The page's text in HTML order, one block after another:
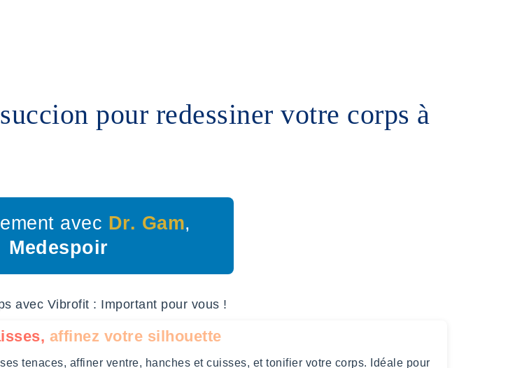
pour redessiner votre corps à
avec Dr. Gam,
Medespoir
avec Vibrofit : Important pour vous !
affinez votre silhouette
tenaces, affiner ventre, hanches et cuisses, et tonifier votre corps. Idéale pour